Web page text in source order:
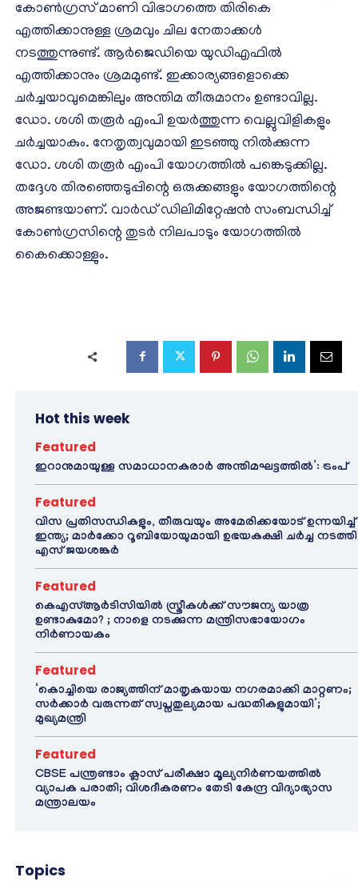
കോണ്‍ഗ്രസ് മാണി വിഭാഗത്തെ തിരികെ
എത്തിക്കാനുള്ള ശ്രമവും ചില നേതാക്കള്‍
നടത്തുന്നുണ്ട്. ആര്‍ജെഡിയെ യുഡിഎഫില്‍
എത്തിക്കാനും ശ്രമമുണ്ട്. ഇക്കാര്യങ്ങളൊക്കെ
ചര്‍ച്ചയാവുമെങ്കിലും അന്തിമ തീരുമാനം ഉണ്ടാവില്ല.
ഡോ. ശശി തരൂര്‍ എംപി ഉയര്‍ത്തുന്ന വെല്ലുവിളികളും
ചര്‍ച്ചയാകും. നേതൃത്വവുമായി ഇടഞ്ഞു നില്‍ക്കുന്ന
ഡോ. ശശി തരൂര്‍ എംപി യോഗത്തില്‍ പങ്കെടുക്കില്ല.
തദ്ദേശ തിരഞ്ഞെടുപ്പിന്റെ ഒരുക്കങ്ങളും യോഗത്തിന്റെ
അജണ്ടയാണ്. വാര്‍ഡ് ഡിലിമിറ്റേഷന്‍ സംബന്ധിച്ച്
കോണ്‍ഗ്രസിന്റെ തുടര്‍ നിലപാടും യോഗത്തില്‍
കൈക്കൊള്ളും.
Hot this week
Featured
ഇറാനുമായുള്ള സമാധാനകരാർ അന്തിമഘട്ടത്തിൽ‌’: ട്രംപ്
Featured
വിസ പ്രതിസന്ധികളും, തീരുവയും അമേരിക്കയോട് ഉന്നയിച്ച്
ഇന്ത്യ; മാർക്കോ റൂബിയോയുമായി ഉഭയകക്ഷി ചർച്ച നടത്തി
എസ് ജയശങ്കർ
Featured
കെഎസ്ആർടിസിയിൽ സ്ത്രീകൾക്ക് സൗജന്യ യാത്ര
ഉണ്ടാകുമോ? ; നാളെ നടക്കുന്ന മന്ത്രിസഭായോഗം
നിർണായകം
Featured
‘കൊച്ചിയെ രാജ്യത്തിന് മാതൃകയായ നഗരമാക്കി മാറ്റണം;
സർക്കാർ വരുന്നത് സ്വപ്നതുല്യമായ പദ്ധതികളുമായി’;
മുഖ്യമന്ത്രി
Featured
CBSE പന്ത്രണ്ടാം ക്ലാസ് പരീക്ഷാ മൂല്യനിർണയത്തിൽ
വ്യാപക പരാതി; വിശദീകരണം തേടി കേന്ദ്ര വിദ്യാഭ്യാസ
മന്ത്രാലയം
Topics